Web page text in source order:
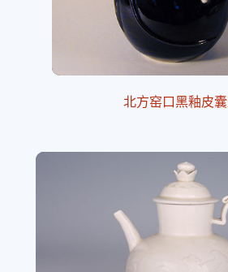
北方窑口黑釉皮